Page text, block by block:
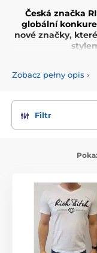
Česká značka
globální
nové značky,
Zobacz pełny opis ›
Filtr